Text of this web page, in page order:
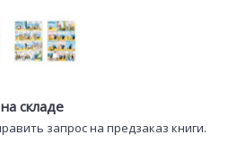
складе
запрос на предзаказ книги.